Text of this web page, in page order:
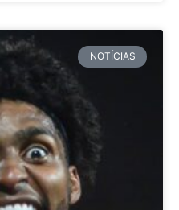
NOTÍCIAS